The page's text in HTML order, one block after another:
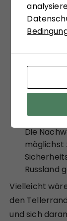
Die
möglichst
Russland
Vielleicht
den
und sich